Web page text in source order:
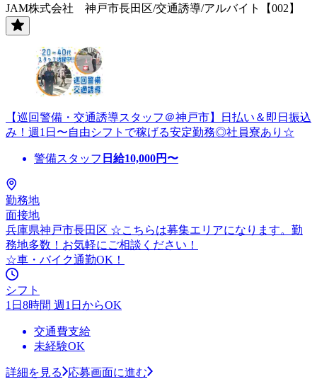
JAM株式会社 神戸市長田区/交通誘導/アルバイト【002】
【巡回警備・交通誘導スタッフ＠神戸市】日払い＆即日振込
み！週1日〜自由シフトで稼げる安定勤務◎社員寮あり☆
警備スタッフ 日給10,000円〜
勤務地
面接地
兵庫県神戸市長田区 ☆こちらは募集エリアになります。勤
務地多数！お気軽にご相談ください！
☆車・バイク通勤OK！
シフト
1日8時間 週1日からOK
交通費支給
未経験OK
詳細を見る 応募画面に進む